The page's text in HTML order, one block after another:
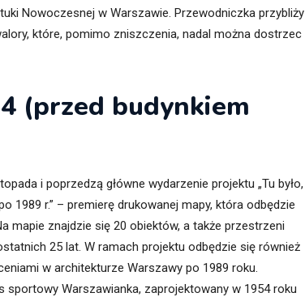
Nowoczesnej w Warszawie. Przewodniczka przybliży
które, pomimo zniszczenia, nadal można dostrzec
(przed budynkiem
i poprzedzą główne wydarzenie projektu „Tu było,
1989 r.” – premierę drukowanej mapy, która odbędzie
mapie znajdzie się 20 obiektów, a także przestrzeni
25 lat. W ramach projektu odbędzie się również
w architekturze Warszawy po 1989 roku.
sportowy Warszawianka, zaprojektowany w 1954 roku